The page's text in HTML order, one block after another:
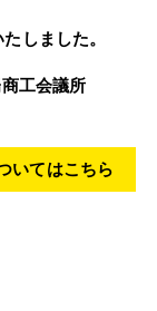
しました。
工会議所
いてはこちら